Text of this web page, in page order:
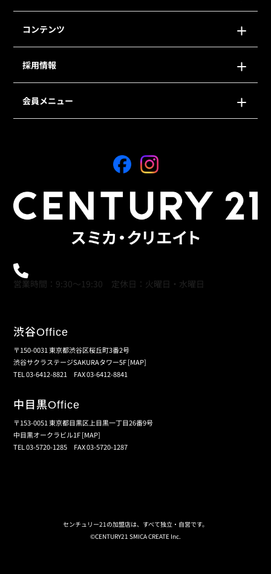
コンテンツ
採用情報
会員メニュー
営業時間：9:30～19:30 定休日：火曜日・水曜日
渋谷Office
〒150-0031 東京都渋谷区桜丘町3番2号
渋谷サクラステージSAKURAタワー5F[MAP]
TEL 03-6412-8821 FAX 03-6412-8841
中目黒Office
〒153-0051 東京都目黒区上目黒一丁目26番9号
中目黒オークラビル1F[MAP]
TEL 03-5720-1285 FAX 03-5720-1287
センチュリー21の加盟店は、すべて独立・自営です。
©CENTURY21 SMICA CREATE Inc.